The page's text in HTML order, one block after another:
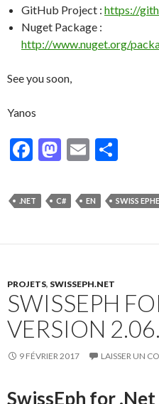
GitHub Project : https://
Nuget Package :
http://www.nuget.org/
See you soon,
Yanos
F
e
b
o
k
M
to
d
o
E
ai
l
ta
g
er
.NET C# EN SWISS
PROJETS, SWISSEPH.NET
SWISSEPH
VERSION
9 FÉVRIER 2017 LAISSER UN
SwissEph for